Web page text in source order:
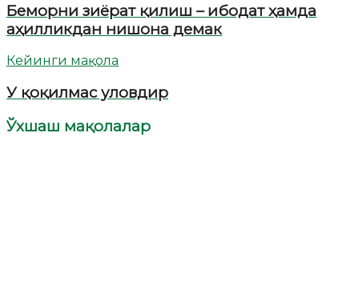
Беморни зиёрат қилиш – ибодат ҳамда
аҳилликдан нишона демак
Кейинги мақола
У қоқилмас уловдир
Ўхшаш мақолалар